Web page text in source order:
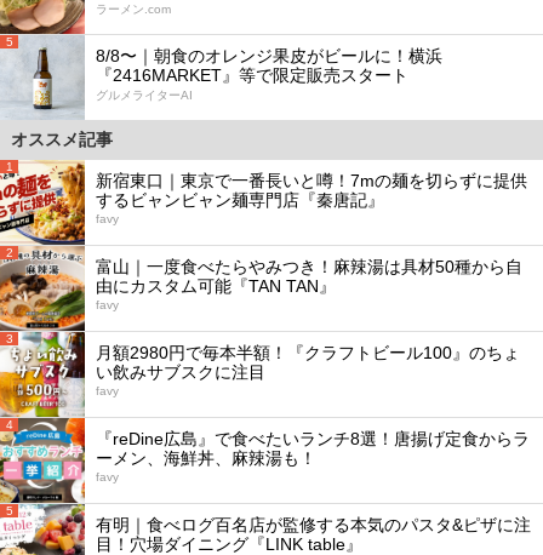
ラーメン.com
5
8/8〜｜朝食のオレンジ果皮がビールに！横浜
『2416MARKET』等で限定販売スタート
グルメライターAI
オススメ記事
1
新宿東口｜東京で一番長いと噂！7mの麺を切らずに提供
するビャンビャン麺専門店『秦唐記』
favy
2
富山｜一度食べたらやみつき！麻辣湯は具材50種から自
由にカスタム可能『TAN TAN』
favy
3
月額2980円で毎本半額！『クラフトビール100』のちょ
い飲みサブスクに注目
favy
4
『reDine広島』で食べたいランチ8選！唐揚げ定食からラ
ーメン、海鮮丼、麻辣湯も！
favy
5
有明｜食べログ百名店が監修する本気のパスタ&ピザに注
目！穴場ダイニング『LINK table』